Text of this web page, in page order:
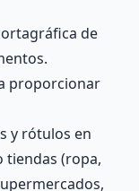
de
proporcionar
y rótulos en
tiendas (ropa,